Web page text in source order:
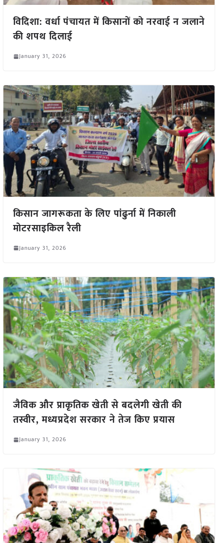
विदिशा: वर्धा पंचायत में किसानों को नरवाई न जलाने
की शपथ दिलाई
January 31, 2026
किसान जागरूकता के लिए पांढुर्ना में निकाली
मोटरसाइकिल रैली
January 31, 2026
जैविक और प्राकृतिक खेती से बदलेगी खेती की
तस्वीर, मध्यप्रदेश सरकार ने तेज किए प्रयास
January 31, 2026